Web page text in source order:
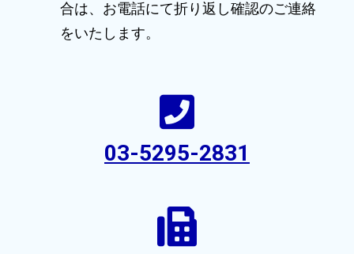
合は、お電話にて折り返し確認のご連絡
をいたします。
03-5295-2831